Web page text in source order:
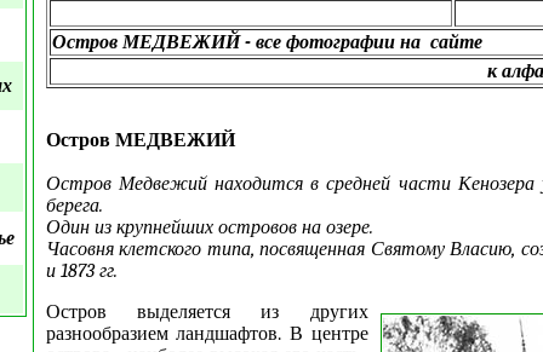
Остров МЕДВЕЖИЙ - все фотографии на сайте
к
Остров МЕДВЕЖИЙ
Остров Медвежий находится в средней части Кенозера
берега.
Один из крупнейших островов на озере.
Часовня клетского типа, посвященная Святому Власию,
и 1873 гг.
Остров выделяется из других
разнообразием ландшафтов. В центре